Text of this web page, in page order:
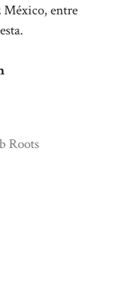
México, entre
Roots